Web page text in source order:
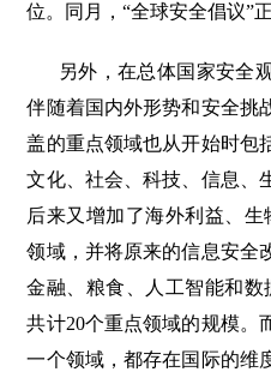
位。同月，“全球安全倡议”
另外，在总体国家安全
伴随着国内外形势和安全挑
盖的重点领域也从开始时包
文化、社会、科技、信息、
后来又增加了海外利益、
领域，并将原来的信息安全
金融、粮食、人工智能和
共计20个重点领域的规模。
一个领域，都存在国际的维